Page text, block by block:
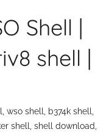
Shell |
shell |
shell, b374k shell,
shell, shell download,